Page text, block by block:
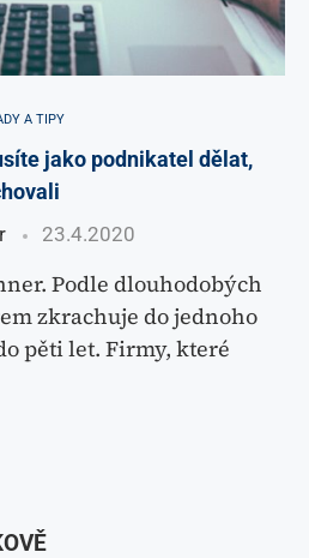
A TIPY
jako podnikatel dělat,
23.4.2020
Podle dlouhodobých
zkrachuje do jednoho
pěti let. Firmy, které